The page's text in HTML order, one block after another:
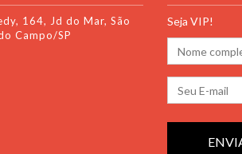
164, Jd do Mar, São
Campo/SP
Seja VIP!